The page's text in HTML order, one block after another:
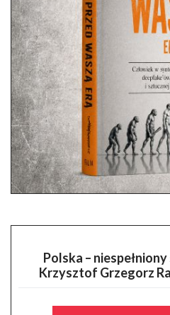
Polska –
Krzysztof Grzegorz